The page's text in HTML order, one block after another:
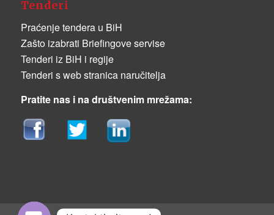
Tenderi
Praćenje tendera u BiH
Zašto izabrati Briefingove servise
Tenderi iz BiH i regije
Tenderi s web stranica naručitelja
Pratite nas i na društvenim mrežama: